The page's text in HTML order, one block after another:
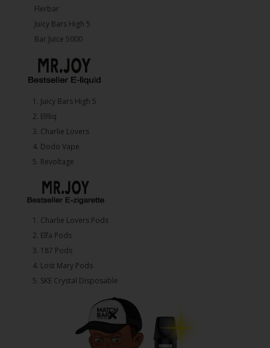
Flerbar
Juicy Bars High 5
Bar Juice 5000
1.⁠ ⁠Juicy Bars High 5
2.⁠ ⁠⁠Elfliq
3.⁠ ⁠⁠Charlie Lovers
4.⁠ ⁠⁠Dodo Vape
5. ⁠Revoltage
1.⁠ ⁠Charlie Lovers Pods
2.⁠ ⁠⁠Elfa Pods
3.⁠ ⁠⁠187 Pods
4.⁠ ⁠⁠Lost Mary Pods
5.⁠ ⁠⁠SKE Crystal Disposable